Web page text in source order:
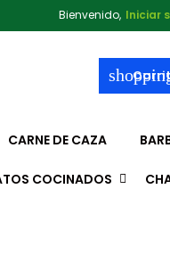
Bienvenido, Iniciar
CARNE DE CAZA
COCINADOS